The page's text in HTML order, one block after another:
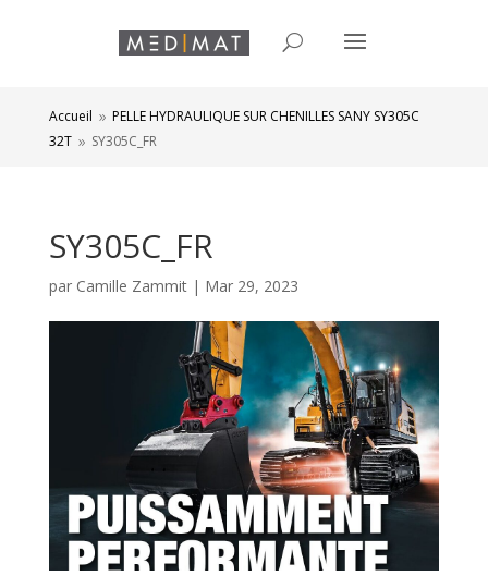
Accueil 9 PELLE HYDRAULIQUE SUR CHENILLES SANY SY305C
32T 9 SY305C_FR
SY305C_FR
par Camille Zammit| Mar 29, 2023